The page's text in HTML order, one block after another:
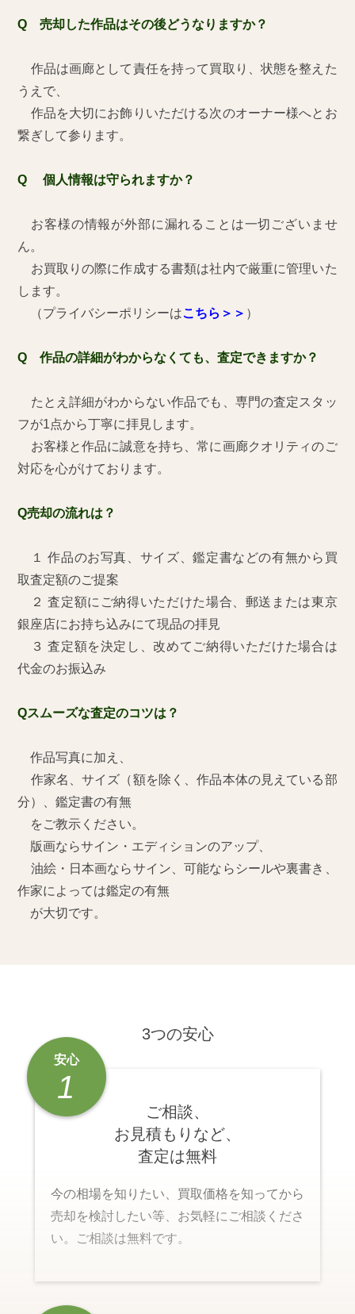
Q 売却した作品はその後どうなりますか？
作品は画廊として責任を持って買取り、状態を整えた
うえで、
作品を大切にお飾りいただける次のオーナー様へとお
繋ぎして参ります。
Q 個人情報は守られますか？
お客様の情報が外部に漏れることは一切ございませ
ん。
お買取りの際に作成する書類は社内で厳重に管理いた
します。
（プライバシーポリシーはこちら＞＞ ）
Q 作品の詳細がわからなくても、査定できますか？
たとえ詳細がわからない作品でも、専門の査定スタッ
フが1点から丁寧に拝見します。
お客様と作品に誠意を持ち、常に画廊クオリティのご
対応を心がけております。
Q売却の流れは？
１ 作品のお写真、サイズ、鑑定書などの有無から買
取査定額のご提案
２ 査定額にご納得いただけた場合、郵送または東京
銀座店にお持ち込みにて現品の拝見
３ 査定額を決定し、改めてご納得いただけた場合は
代金のお振込み
Qスムーズな査定のコツは？
作品写真に加え、
作家名、サイズ（額を除く、作品本体の見えている部
分）、鑑定書の有無
をご教示ください。
版画ならサイン・エディションのアップ、
油絵・日本画ならサイン、可能ならシールや裏書き、
作家によっては鑑定の有無
が大切です。
3つの安心
安心
1
ご相談、
お見積もりなど、
査定は無料
今の相場を知りたい、買取価格を知ってから
売却を検討したい等、お気軽にご相談くださ
い。ご相談は無料です。